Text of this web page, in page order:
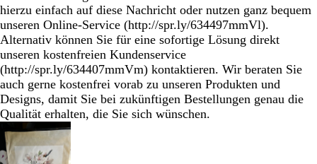
hierzu einfach auf diese Nachricht oder nutzen ganz bequem
unseren Online-Service (http://spr.ly/634497mmVl).
Alternativ können Sie für eine sofortige Lösung direkt
unseren kostenfreien Kundenservice
(http://spr.ly/634407mmVm) kontaktieren. Wir beraten Sie
auch gerne kostenfrei vorab zu unseren Produkten und
Designs, damit Sie bei zukünftigen Bestellungen genau die
Qualität erhalten, die Sie sich wünschen.